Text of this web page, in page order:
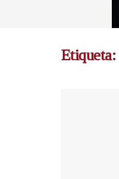
Etiqueta: